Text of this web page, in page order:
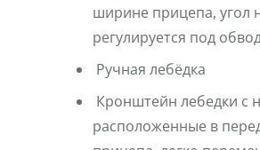
ширине прицепа, угол
регулируется под
Ручная лебёдка
Кронштейн лебедки с
расположенные в